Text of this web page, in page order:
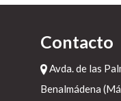
Contacto
Avda. de las
Benalmádena